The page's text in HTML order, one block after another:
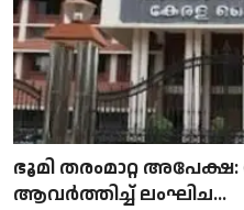
ഭൂമി തരംമാറ്റ
ആവർത്തിച്ച് ലംഘിച...